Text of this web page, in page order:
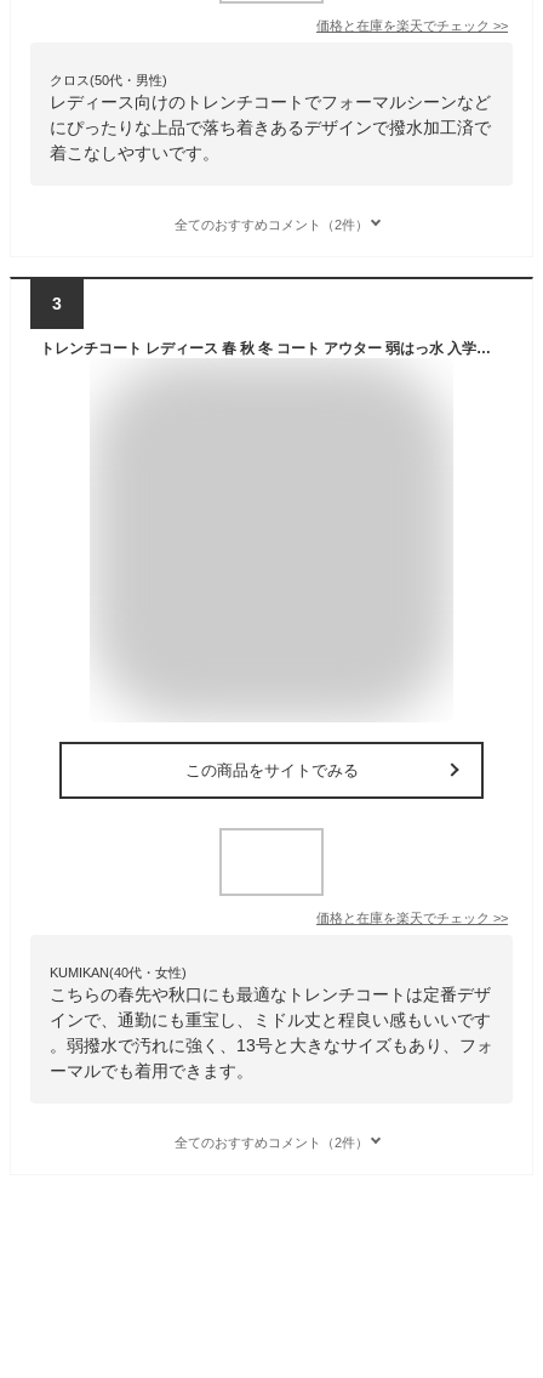
価格と在庫を楽天でチェック >>
クロス(50代・男性)
レディース向けのトレンチコートでフォーマルシーンなど
にぴったりな上品で落ち着きあるデザインで撥水加工済で
着こなしやすいです。
全てのおすすめコメント（2件）
3
トレンチコート レディース 春 秋 冬 コート アウター 弱はっ水 入学式 入園式 卒入学 Filomo ベージュ キャメル ネイビー ブラック 7号/9号/11号/13号 ミドル丈 スプリングコート 通勤 大きいサイズ 卒業式 卒園式 ギフト プレゼント 5F (08000041r)
この商品をサイトでみる
価格と在庫を楽天でチェック >>
KUMIKAN(40代・女性)
こちらの春先や秋口にも最適なトレンチコートは定番デザ
インで、通勤にも重宝し、ミドル丈と程良い感もいいです
。弱撥水で汚れに強く、13号と大きなサイズもあり、フォ
ーマルでも着用できます。
全てのおすすめコメント（2件）